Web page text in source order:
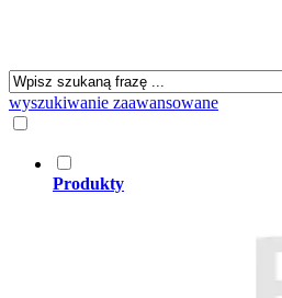
wyszukiwanie zaawansowane
Produkty